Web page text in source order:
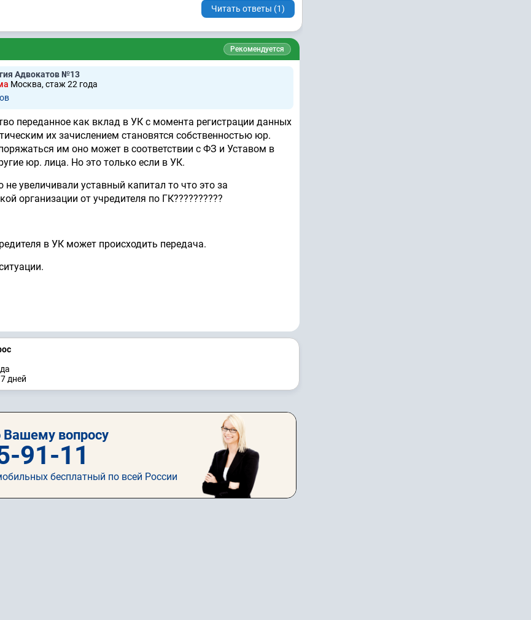
Читать ответы (1)
Рекомендуется
Адвокатов №13
Москва, стаж 22 годa
переданное как вклад в УК с момента регистрации данных
их зачислением становятся собственностью юр.
им оно может в соответствии с ФЗ и Уставом в
юр. лица. Но это только если в УК.
увеличивали уставный капитал то что это за
организации от учредителя по ГК??????????
в УК может происходить передача.
дней
Вашему вопросу
91-11
бесплатный по всей России